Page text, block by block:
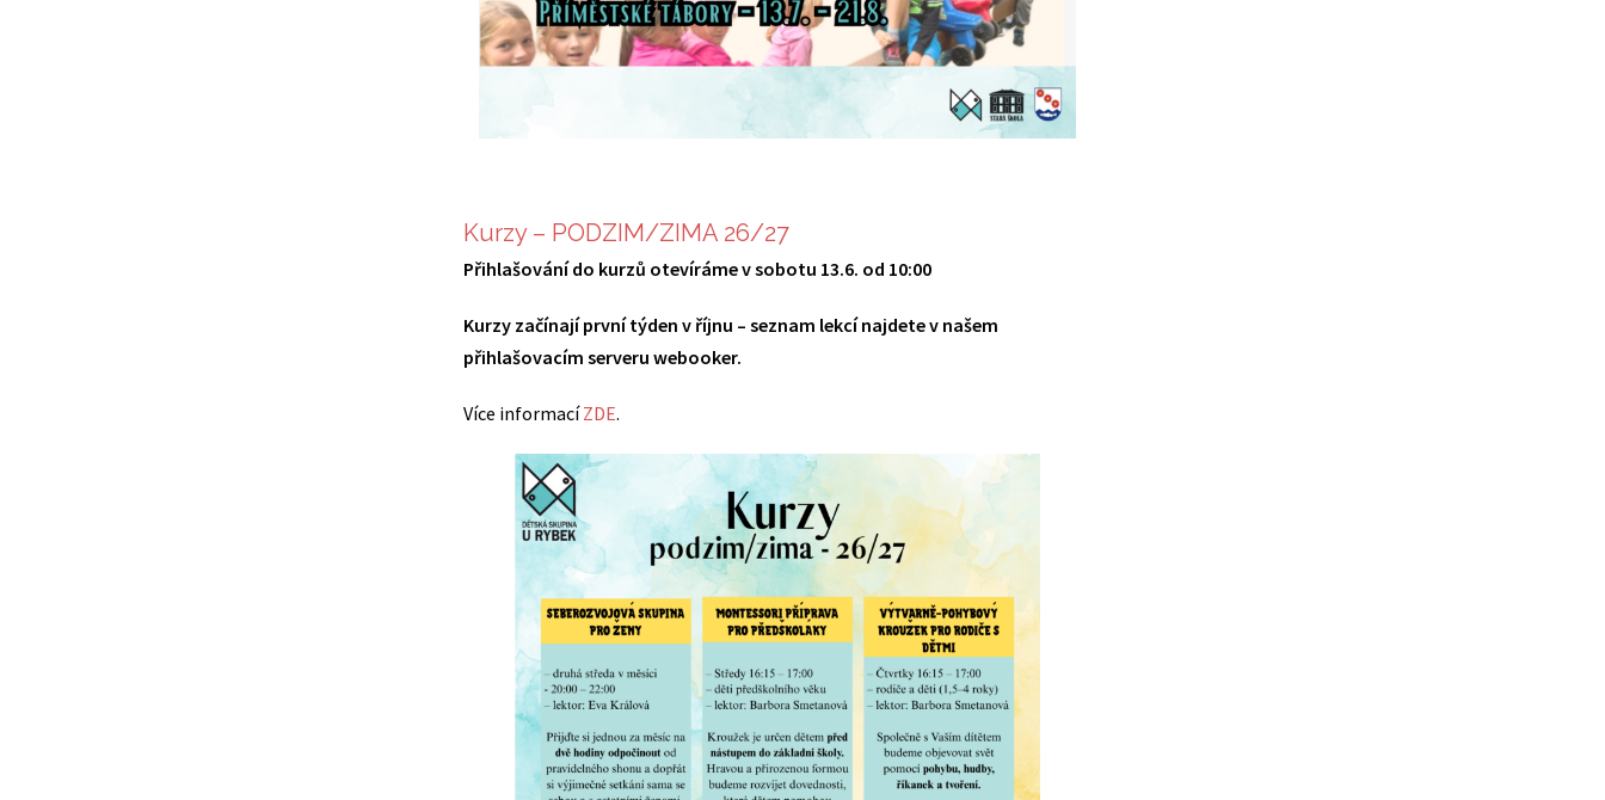
Kurzy – PODZIM/ZIMA 26/27
Přihlašování do kurzů otevíráme v sobotu 13.6. od 10:00
Kurzy začínají první týden v říjnu – seznam lekcí najdete v našem
přihlašovacím serveru webooker.
Více informacíZDE.